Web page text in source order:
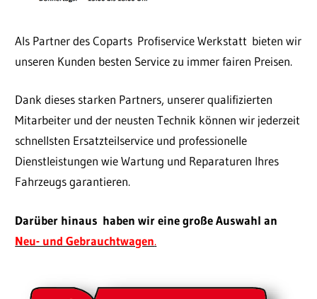
Als Partner des Coparts Profiservice Werkstatt bieten wir
unseren Kunden besten Service zu immer fairen Preisen.
Dank dieses starken Partners, unserer qualifizierten
Mitarbeiter und der neusten Technik können wir jederzeit
schnellsten Ersatzteilservice und professionelle
Dienstleistungen wie Wartung und Reparaturen Ihres
Fahrzeugs garantieren.
Darüber hinaus haben wir eine große Auswahl an
Neu- und Gebrauchtwagen.